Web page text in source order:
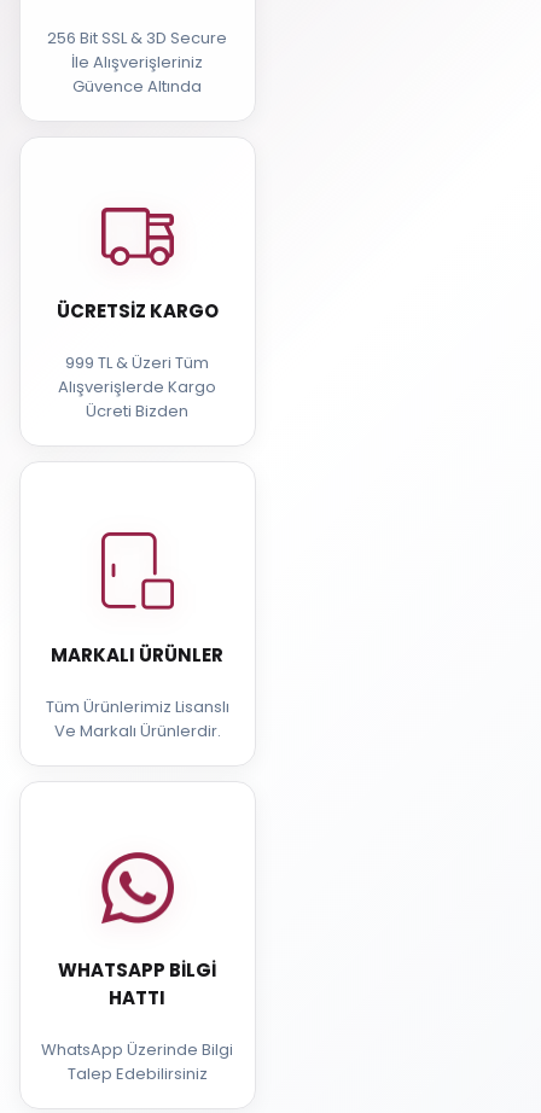
256 Bit SSL & 3D Secure
İle Alışverişleriniz
Güvence Altında
ÜCRETSIZ KARGO
999 TL & Üzeri Tüm
Alışverişlerde Kargo
Ücreti Bizden
MARKALI ÜRÜNLER
Tüm Ürünlerimiz Lisanslı
Ve Markalı Ürünlerdir.
WHATSAPP BILGI
HATTI
WhatsApp Üzerinde Bilgi
Talep Edebilirsiniz